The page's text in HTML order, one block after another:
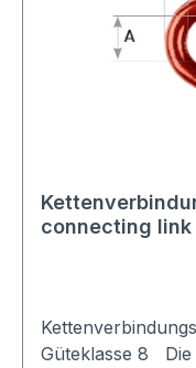
connecting link
Güteklasse 8 Die